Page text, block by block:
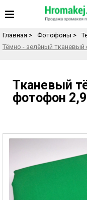
Назад в каталог товаров
Главная > Фотофоны >
Тёмно - зелёный тканевый
Тканевый
фотофон